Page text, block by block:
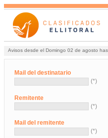
Avisos desde el Domingo 02 de agosto
Mail del destinatario
(*)
Remitente
(*)
Mail del remitente
(*)